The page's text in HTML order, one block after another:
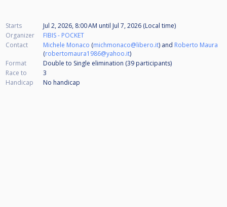
Starts Jul 2, 2026, 8:00 AM until Jul 7, 2026 (Local time)
Organizer
FIBIS - POCKET
Contact
Michele Monaco (michmonaco@libero.it) and Roberto Maura
(robertomaura1986@yahoo.it)
Format
Double to Single elimination (39 participants)
Race to
3
Handicap
No handicap